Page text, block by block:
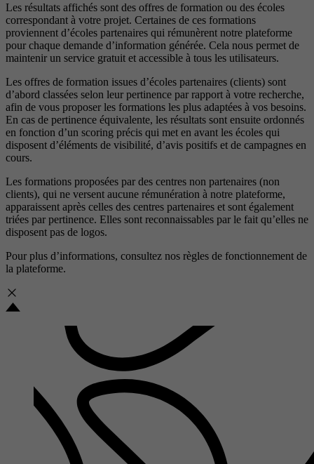
Les résultats affichés sont des offres de formation ou des écoles
correspondant à votre projet. Certaines de ces formations
proviennent d’écoles partenaires qui rémunèrent notre plateforme
pour chaque demande d’information générée. Cela nous permet de
maintenir un service gratuit et accessible à tous les utilisateurs.
Les offres de formation issues d’écoles partenaires (clients) sont
d’abord classées selon leur pertinence par rapport à votre recherche,
afin de vous proposer les formations les plus adaptées à vos besoins.
En cas de pertinence équivalente, les résultats sont ensuite ordonnés
en fonction d’un scoring précis qui met en avant les écoles qui
disposent d’éléments de visibilité, d’avis positifs et de campagnes en
cours.
Les formations proposées par des centres non partenaires (non
clients), qui ne versent aucune rémunération à notre plateforme,
apparaissent après celles des centres partenaires et sont également
triées par pertinence. Elles sont reconnaissables par le fait qu’elles ne
disposent pas de logos.
Pour plus d’informations, consultez nos règles de fonctionnement de
la plateforme.